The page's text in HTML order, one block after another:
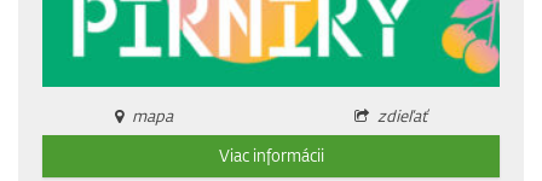
mapa
zdieľať
Viac informácii